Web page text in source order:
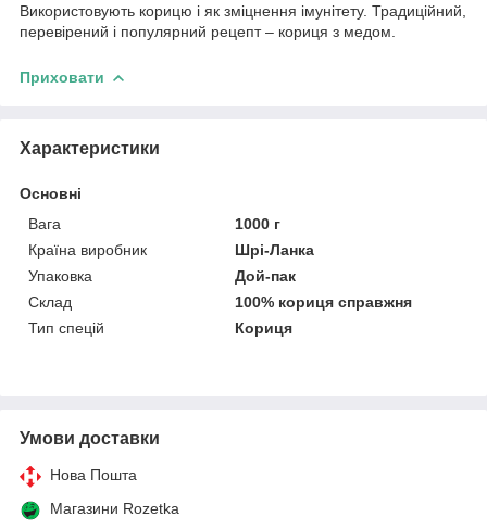
Використовують корицю і як зміцнення імунітету. Традиційний,
перевірений і популярний рецепт – кориця з медом.
Приховати
Характеристики
Основні
Вага
1000 г
Країна виробник
Шрі-Ланка
Упаковка
Дой-пак
Склад
100% кориця справжня
Тип спецій
Кориця
Умови доставки
Нова Пошта
Магазини Rozetka